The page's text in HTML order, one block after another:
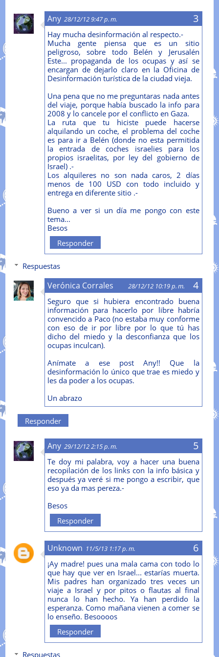
Any 28/12/12 9:47 p. m.
Hay mucha desinformación al respecto.-
Mucha gente piensa que es un sitio
peligroso, sobre todo Belén y Jerusalén
Este... propaganda de los ocupas y así se
encargan de dejarlo claro en la Oficina de
Desinformación turística de la ciudad vieja.
Una pena que no me preguntaras nada antes
del viaje, porque había buscado la info para
2008 y lo cancele por el conflicto en Gaza.
La ruta que tu hiciste puede hacerse
alquilando un coche, el problema del coche
es para ir a Belén (donde no esta permitida
la entrada de coches israelies para los
propios israelitas, por ley del gobierno de
Israel) .-
Los alquileres no son nada caros, 2 días
menos de 100 USD con todo incluido y
entrega en diferente sitio .-
Bueno a ver si un día me pongo con este
tema...
Besos
Responder
Respuestas
Verónica Corrales 28/12/12 10:19 p. m.
Seguro que si hubiera encontrado buena
información para hacerlo por libre habría
convencido a Paco (no estaba muy conforme
con eso de ir por libre por lo que tú has
dicho del miedo y la desconfianza que los
ocupas inculcan).
Anímate a ese post Any!! Que la
desinformación lo único que trae es miedo y
les da poder a los ocupas.
Un abrazo
Responder
Any 29/12/12 2:15 p. m.
Te doy mi palabra, voy a hacer una buena
recopilación de los links con la info básica y
después ya veré si me pongo a escribir, que
eso ya da mas pereza.-
Besos
Responder
Unknown 11/5/13 1:17 p. m.
¡Ay madre! pues una mala cama con todo lo
que hay que ver en Israel... estarías muerta.
Mis padres han organizado tres veces un
viaje a Israel y por pitos o flautas al final
nunca lo han hecho. Ya han perdido la
esperanza. Como mañana vienen a comer se
lo enseño. Besoooos
Responder
Respuestas